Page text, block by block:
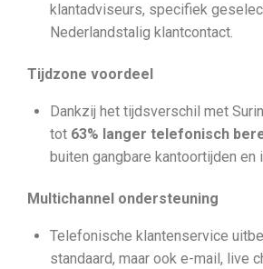
klantadviseurs, specifiek
Nederlandstalig klantcontact.
Tijdzone voordeel
Dankzij het tijdsverschil met
tot 63% langer telefonisch
buiten gangbare kantoortijden en
Multichannel ondersteuning
Telefonische klantenservice
standaard, maar ook e-mail, live